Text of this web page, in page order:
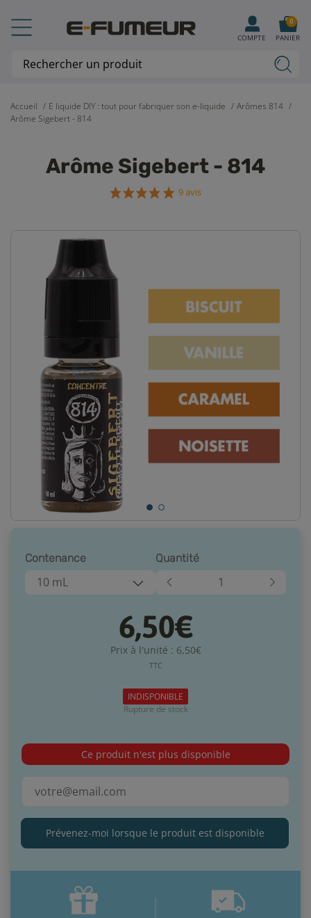
Accueil E liquide DIY : tout pour fabriquer son e-liquide
Arômes 814
Arôme Sigebert - 814
Arôme Sigebert - 814
9 avis
Contenance
10 mL
Quantité
6,50€
Prix à l'unité : 6,50€
TTC
INDISPONIBLE
Rupture de stock
Ce produit n'est plus disponible
Prévenez-moi lorsque le produit est disponible
COMPTE PANIER
0